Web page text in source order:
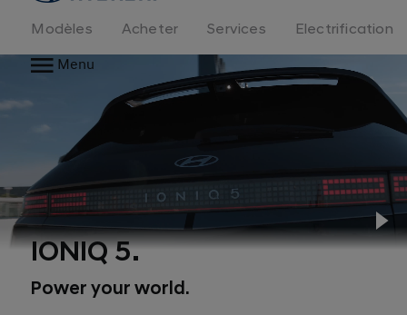
logo
Modèles Acheter Services
Electrification
Menu
IONIQ 5.
Power your world.